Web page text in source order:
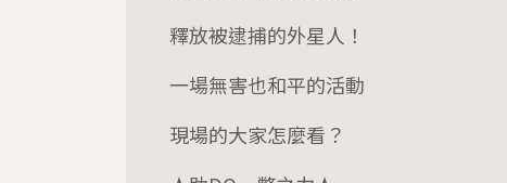
釋放被逮捕的外星人！
一場無害也和平的活動
現場的大家怎麼看？